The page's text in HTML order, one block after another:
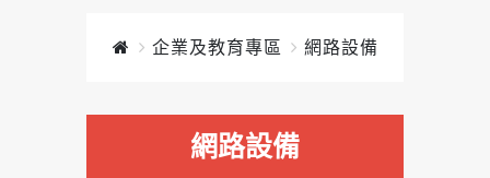
企業及教育專區 網路設備
網路設備